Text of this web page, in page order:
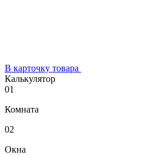
В карточку товара
Калькулятор
01
Комната
02
Окна